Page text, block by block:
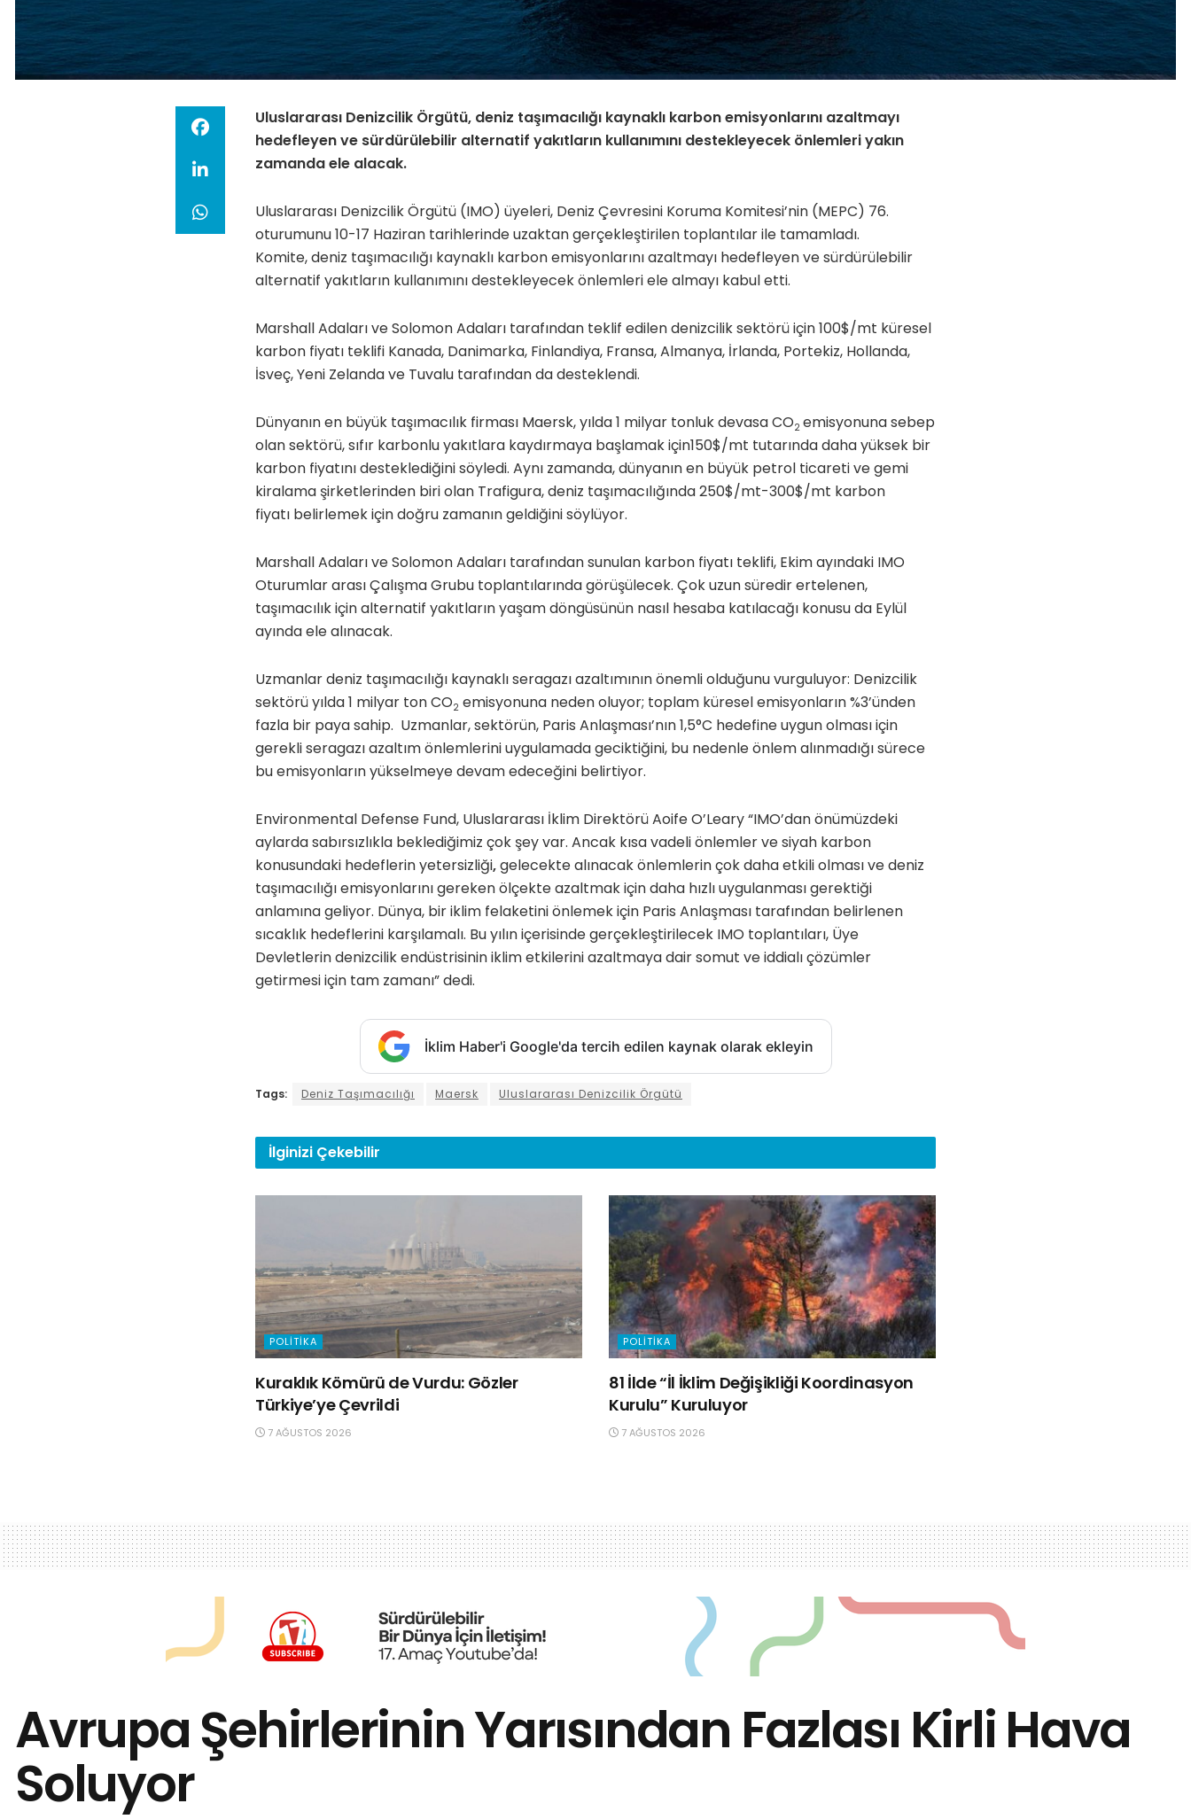
Uluslararası Denizcilik Örgütü, deniz taşımacılığı kaynaklı karbon emisyonlarını azaltmayı
hedefleyen ve sürdürülebilir alternatif yakıtların kullanımını destekleyecek önlemleri yakın
zamanda ele alacak.
Uluslararası Denizcilik Örgütü (IMO) üyeleri, Deniz Çevresini Koruma Komitesi’nin (MEPC) 76.
oturumunu 10-17 Haziran tarihlerinde uzaktan gerçekleştirilen toplantılar ile tamamladı.
Komite,deniz taşımacılığı kaynaklı karbon emisyonlarını azaltmayı hedefleyen ve sürdürülebilir
alternatif yakıtların kullanımını destekleyecek önlemleriele almayı kabul etti.
Marshall Adaları ve Solomon Adaları tarafından teklif edilen denizcilik sektörü için 100$/mt küresel
karbon fiyatı teklifi Kanada, Danimarka, Finlandiya, Fransa, Almanya, İrlanda, Portekiz, Hollanda,
İsveç, Yeni Zelanda ve Tuvalu tarafından da desteklendi.
Dünyanın en büyük taşımacılık firması Maersk, yılda 1 milyar tonluk devasa CO2 emisyonuna sebep
olan sektörü, sıfır karbonlu yakıtlara kaydırmaya başlamak için150$/mt tutarında daha yüksek bir
karbon fiyatınıdesteklediğini söyledi. Aynı zamanda, dünyanın en büyük petrol ticareti ve gemi
kiralama şirketlerinden biri olan Trafigura, deniz taşımacılığında 250$/mt-300$/mt karbon
fiyatı belirlemek için doğru zamanın geldiğini söylüyor.
Marshall Adaları ve Solomon Adaları tarafından sunulan karbon fiyatı teklifi, Ekim ayındaki IMO
Oturumlar arası Çalışma Grubu toplantılarında görüşülecek. Çok uzun süredir ertelenen,
taşımacılık için alternatif yakıtların yaşam döngüsünün nasıl hesaba katılacağı konusu da Eylül
ayında ele alınacak.
Uzmanlar deniz taşımacılığı kaynaklı seragazı azaltımının önemli olduğunu vurguluyor: Denizcilik
sektörü yılda1 milyar ton CO2 emisyonuna neden oluyor; toplam küresel emisyonların %3’ünden
fazla bir paya sahip. Uzmanlar, sektörün, Paris Anlaşması’nın 1,5°C hedefine uygun olması için
gerekli seragazı azaltım önlemlerini uygulamada geciktiğini, bu nedenle önlem alınmadığı sürece
bu emisyonların yükselmeye devam edeceğini belirtiyor.
Environmental Defense Fund, Uluslararası İklim Direktörü Aoife O’Leary“IMO’dan önümüzdeki
aylarda sabırsızlıkla beklediğimiz çok şey var. Ancak kısa vadeli önlemler ve siyah karbon
konusundaki hedeflerin yetersizliği,gelecekte alınacak önlemlerin çok daha etkili olması ve deniz
taşımacılığı emisyonlarını gereken ölçekte azaltmak için daha hızlı uygulanması gerektiği
anlamına geliyor. Dünya, bir iklim felaketini önlemek için Paris Anlaşması tarafından belirlenen
sıcaklık hedeflerini karşılamalı. Bu yılın içerisinde gerçekleştirilecek IMO toplantıları, Üye
Devletlerindenizcilik endüstrisinin iklim etkilerini azaltmaya dair somut ve iddialı çözümler
getirmesi için tam zamanı”dedi.
İklim Haber'i Google'da tercih edilen kaynak olarak ekleyin
Tags: Deniz Taşımacılığı Maersk Uluslararası Denizcilik Örgütü
İlginizi Çekebilir
POLITIKA
Kuraklık Kömürü de Vurdu: Gözler
Türkiye’ye Çevrildi
7 AĞUSTOS 2026
POLITIKA
81 İlde “İl İklim Değişikliği Koordinasyon
Kurulu” Kuruluyor
7 AĞUSTOS 2026
Avrupa Şehirlerinin Yarısından Fazlası Kirli Hava
Soluyor